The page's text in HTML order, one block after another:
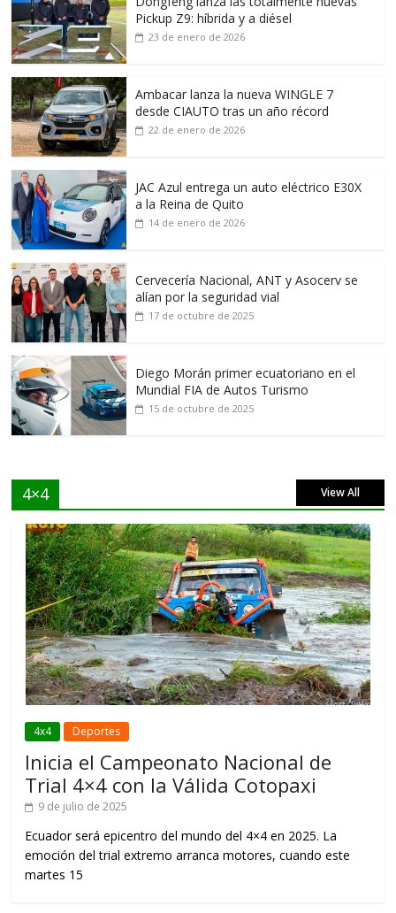
Pickup Z9: híbrida y a diésel
23 de enero de 2026
Ambacar lanza la nueva WINGLE 7
desde CIAUTO tras un año récord
22 de enero de 2026
JAC Azul entrega un auto eléctrico E30X
a la Reina de Quito
14 de enero de 2026
Cervecería Nacional, ANT y Asocerv se
alían por la seguridad vial
17 de octubre de 2025
Diego Morán primer ecuatoriano en el
Mundial FIA de Autos Turismo
15 de octubre de 2025
4×4 View All
4x4 Deportes
Inicia el Campeonato Nacional de
Trial 4×4 con la Válida Cotopaxi
9 de julio de 2025
Ecuador será epicentro del mundo del 4×4 en 2025. La
emoción del trial extremo arranca motores, cuando este
martes 15